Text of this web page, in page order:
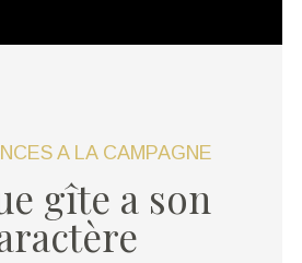
A LA CAMPAGNE
gîte a son